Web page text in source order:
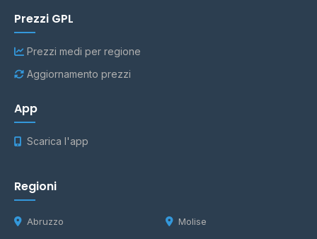
Prezzi GPL
Prezzi medi per regione
Aggiornamento prezzi
App
Scarica l'app
Regioni
Abruzzo Molise